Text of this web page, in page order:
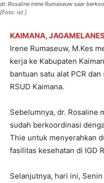
dr. Rosaline Irene Rumaseuw saar
[Foto: ist ]
KAIMANA,
Irene Rumaseuw, M.Kes
kerja ke Kabupaten
bantuan satu alat PCR dan
RSUD Kaimana.
Sebelumnya, dr. Rosaline
sudah berkoordinasi
Thie untuk menyerahkan
fasilitas kesehatan di IGD
Selanjutnya, hari ini,